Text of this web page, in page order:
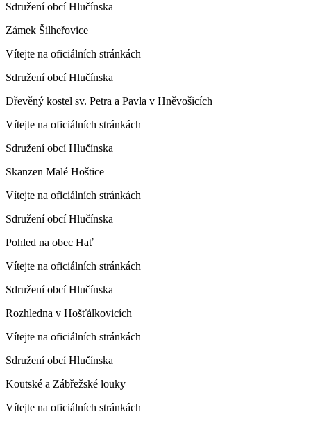
Sdružení obcí Hlučínska
Zámek Šilheřovice
Vítejte na oficiálních stránkách
Sdružení obcí Hlučínska
Dřevěný kostel sv. Petra a Pavla v Hněvošicích
Vítejte na oficiálních stránkách
Sdružení obcí Hlučínska
Skanzen Malé Hoštice
Vítejte na oficiálních stránkách
Sdružení obcí Hlučínska
Pohled na obec Hať
Vítejte na oficiálních stránkách
Sdružení obcí Hlučínska
Rozhledna v Hošťálkovicích
Vítejte na oficiálních stránkách
Sdružení obcí Hlučínska
Koutské a Zábřežské louky
Vítejte na oficiálních stránkách